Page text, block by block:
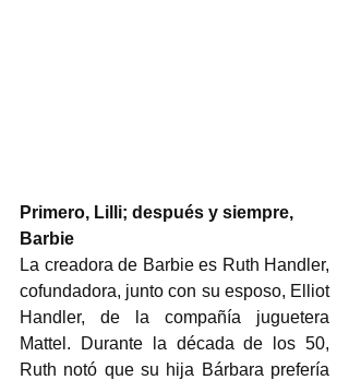
Primero, Lilli; después y siempre,
Barbie
La creadora de Barbie es Ruth Handler,
cofundadora, junto con su esposo, Elliot
Handler, de la compañía juguetera
Mattel. Durante la década de los 50,
Ruth notó que su hija Bárbara prefería